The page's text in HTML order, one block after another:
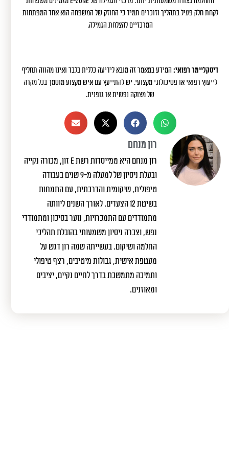
לקחת חלק פעיל בתהליך וזוכרים תמיד כי החוזק של המשפחה הוא אחד המפתחות
המרכזיים להצלחת הגמילה.
דיסקליימר רפואי:המידע במאמר זה מובא לידיעה כללית בלבד ואינו מהווה תחליף
לייעוץ רפואי או פסיכולוגי מקצועי. יש להתייעץ עם איש מקצוע מוסמך בכל מקרה
של מצוקה נפשית או גופנית.
רון מנחם
רון מנחם היא ממייסדות רשת e זון, מכורה נקייה
ובעלת ניסיון של למעלה מ-9 שנים בעבודה
טיפולית, שיקומית והדרכתית, עם התמחות
בשיטת 12 הצעדים. לאורך השנים ליוותה
מתמודדים עם התמכרויות, נוער בסיכון ומתמודדי
נפש, וצברה ניסיון משמעותי בהובלת תהליכי
החלמה ושיקום. בעשייתה שמה רון דגש על
מעטפת אישית, גבולות מיטיבים, רצף טיפולי
ותמיכה מתמשכת בדרך לחיים נקיים, יציבים
ומאוזנים.